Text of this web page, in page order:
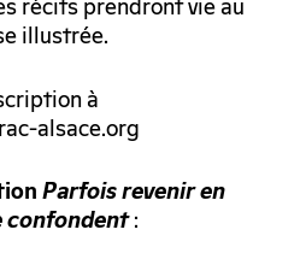
récits prendront vie au
illustrée.
à
alsace.org
Parfois revenir en
confondent: